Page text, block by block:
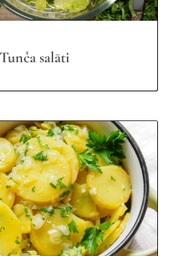
Tunča salāti